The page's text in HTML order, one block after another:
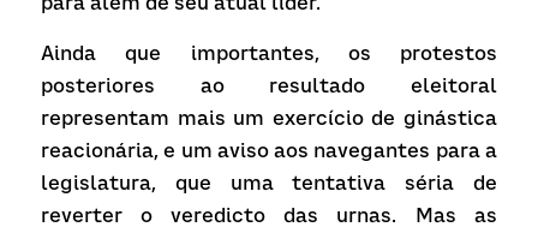
Ainda que importantes, os protestos
posteriores ao resultado eleitoral
representam mais um exercício de ginástica
reacionária, e um aviso aos navegantes para a
legislatura, que uma tentativa séria de
reverter o veredicto das urnas. Mas as